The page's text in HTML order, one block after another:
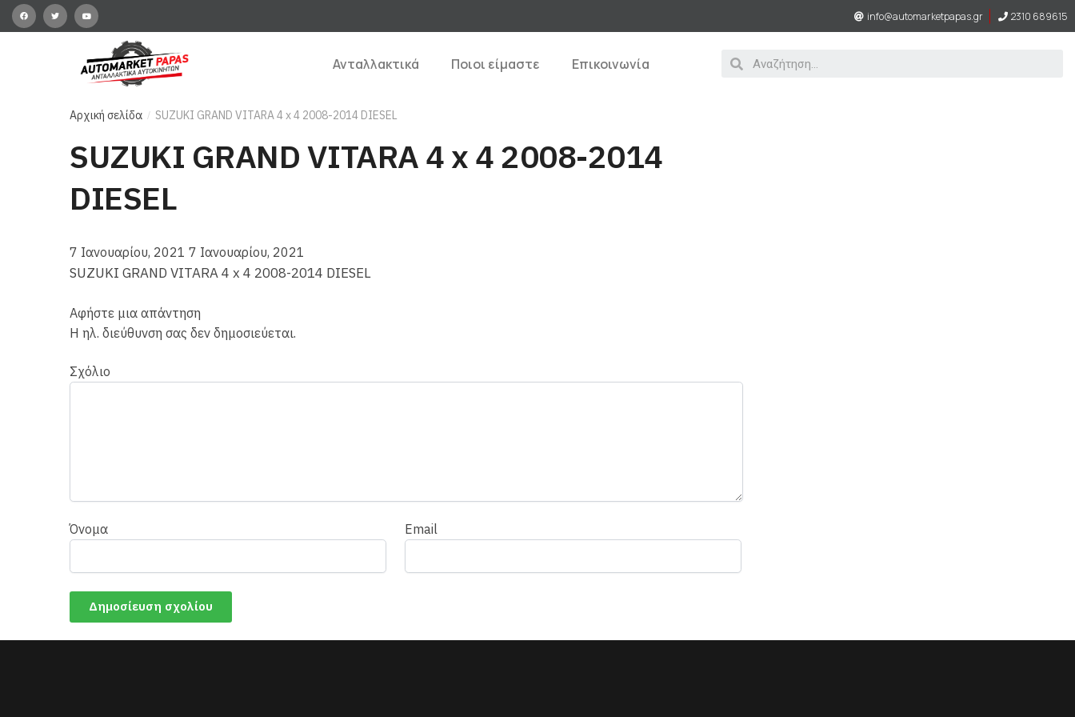
info@automarketpapas.gr 2310 689615
Ανταλλακτικά Ποιοι είμαστε Επικοινωνία
Αρχική σελίδα / SUZUKI GRAND VITARA 4 x 4 2008-2014 DIESEL
SUZUKI GRAND VITARA 4 x 4 2008-2014
DIESEL
7 Ιανουαρίου, 2021 7 Ιανουαρίου, 2021
SUZUKI GRAND VITARA 4 x 4 2008-2014 DIESEL
Αφήστε μια απάντηση
Η ηλ. διεύθυνση σας δεν δημοσιεύεται.
Σχόλιο
Όνομα Email